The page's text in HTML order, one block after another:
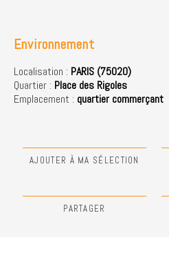
Environnement
Localisation : PARIS (75020)
Quartier : Place des Rigoles
Emplacement : quartier commerçant
AJOUTER À MA SÉLECTION
PARTAGER